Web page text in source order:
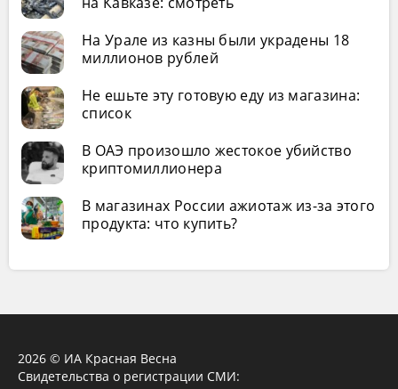
На Урале из казны были украдены 18
миллионов рублей
Не ешьте эту готовую еду из магазина:
список
В ОАЭ произошло жестокое убийство
криптомиллионера
В магазинах России ажиотаж из-за этого
продукта: что купить?
2026 © ИА Красная Весна
Свидетельства о регистрации СМИ: